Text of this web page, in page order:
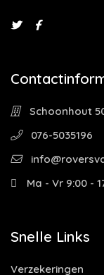
Schoonhout
076-5035196
Ma - Vr 9:00 -
Snelle Links
Verzekeringen